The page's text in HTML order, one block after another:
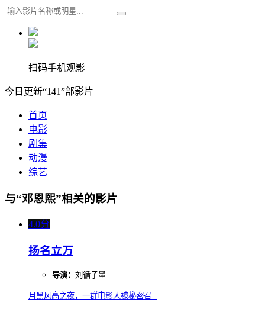
扫码手机观影
今日更新“141”部影片
首页
电影
剧集
动漫
综艺
与“邓恩熙”相关的影片
4.0分
扬名立万
导演： 刘循子墨
月黑风高之夜，一群电影人被秘密召...